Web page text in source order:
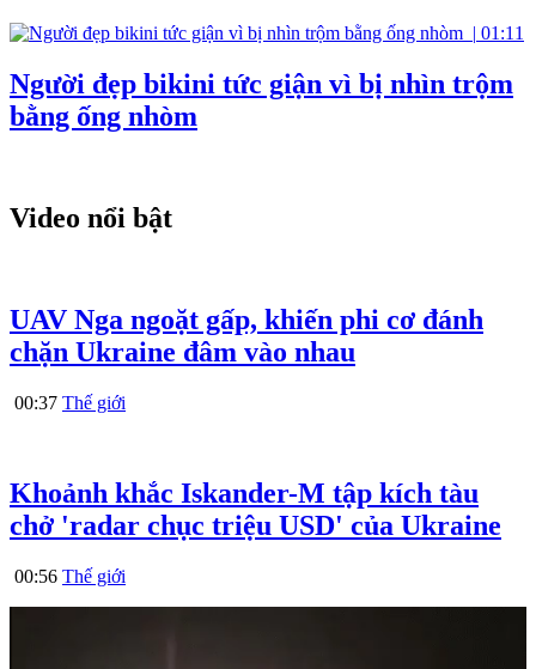
| 01:11
Người đẹp bikini tức giận vì bị nhìn trộm
bằng ống nhòm
Video nổi bật
UAV Nga ngoặt gấp, khiến phi cơ đánh
chặn Ukraine đâm vào nhau
00:37 Thế giới
Khoảnh khắc Iskander-M tập kích tàu
chở 'radar chục triệu USD' của Ukraine
00:56 Thế giới